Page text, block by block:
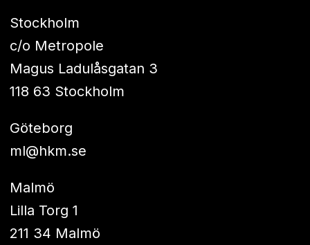
Stockholm
c/o Metropole
Magus Ladulåsgatan 3
118 63 Stockholm
Göteborg
ml@hkm.se
Malmö
Lilla Torg 1
211 34 Malmö